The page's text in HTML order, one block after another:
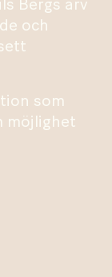
Bergs arv
och
som
möjlighet